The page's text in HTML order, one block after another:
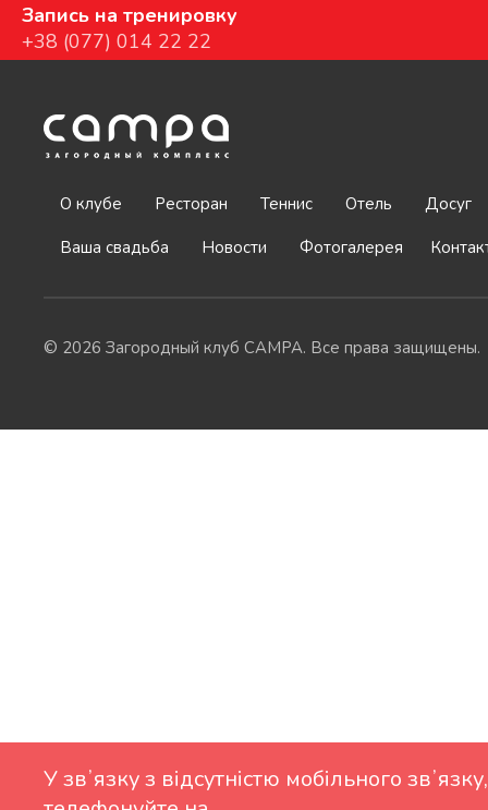
Запись на тренировку
+38 (077) 014 22 22
О клубе Ресторан Теннис Отель
Досуг
Ваша свадьба
Новости Фотогалерея
© 2026 Загородный клуб CAMPA. Все права защищены.
У звʼязку з відсутністю мобільного звʼязку,